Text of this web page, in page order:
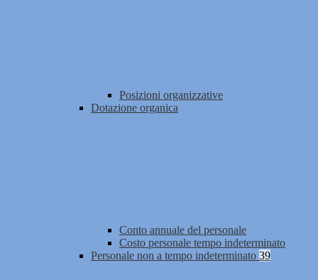
Posizioni organizzative
Dotazione organica
Conto annuale del personale
Costo personale tempo indeterminato
Personale non a tempo indeterminato 39